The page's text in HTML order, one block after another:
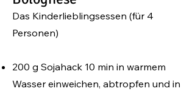
Das Kinderlieblingsessen (für 4
Personen)
200 g Sojahack 10 min in warmem
Wasser einweichen, abtropfen und in